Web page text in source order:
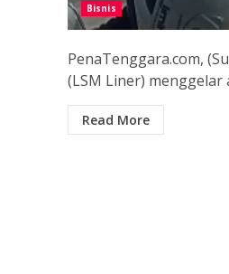
Bisnis
PenaTenggara.com,
(LSM Liner) menggelar
Read More